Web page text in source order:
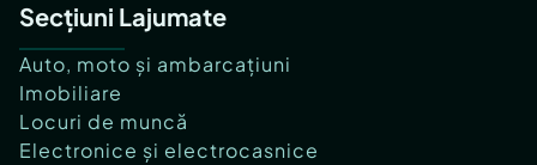
Secțiuni Lajumate
Auto, moto și ambarcațiuni
Imobiliare
Locuri de muncă
Electronice și electrocasnice